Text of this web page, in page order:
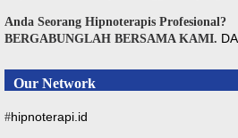
Anda Seorang Hipnoterapis Profesional?
BERGABUNGLAH BERSAMA KAMI.
Our Network
#hipnoterapi.id